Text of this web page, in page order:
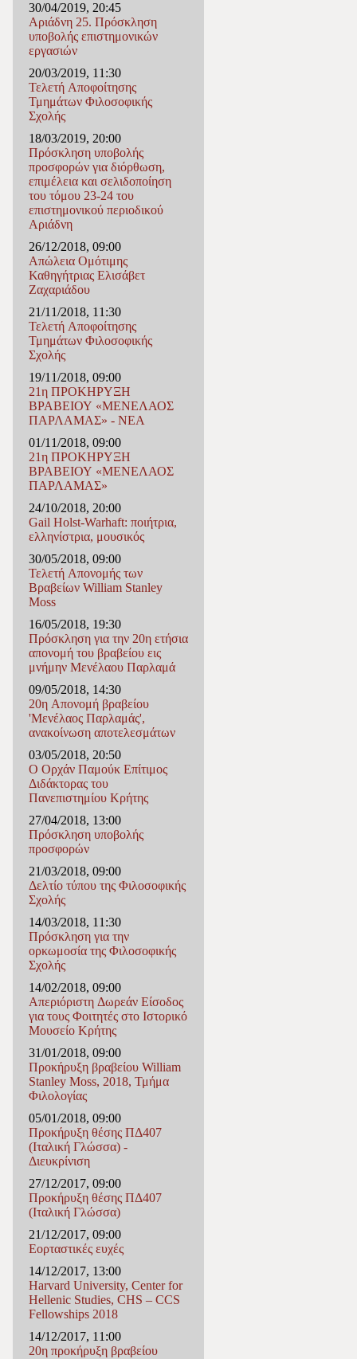
30/04/2019, 20:45
Αριάδνη 25. Πρόσκληση
υποβολής επιστημονικών
εργασιών
20/03/2019, 11:30
Τελετή Αποφοίτησης
Τμημάτων Φιλοσοφικής
Σχολής
18/03/2019, 20:00
Πρόσκληση υποβολής
προσφορών για διόρθωση,
επιμέλεια και σελιδοποίηση
του τόμου 23-24 του
επιστημονικού περιοδικού
Αριάδνη
26/12/2018, 09:00
Απώλεια Ομότιμης
Καθηγήτριας Ελισάβετ
Ζαχαριάδου
21/11/2018, 11:30
Τελετή Αποφοίτησης
Τμημάτων Φιλοσοφικής
Σχολής
19/11/2018, 09:00
21η ΠΡΟΚΗΡΥΞΗ
ΒΡΑΒΕΙΟΥ «ΜΕΝΕΛΑΟΣ
ΠΑΡΛΑΜΑΣ» - ΝΕΑ
01/11/2018, 09:00
21η ΠΡΟΚΗΡΥΞΗ
ΒΡΑΒΕΙΟΥ «ΜΕΝΕΛΑΟΣ
ΠΑΡΛΑΜΑΣ»
24/10/2018, 20:00
Gail Holst-Warhaft: ποιήτρια,
ελληνίστρια, μουσικός
30/05/2018, 09:00
Τελετή Απονομής των
Βραβείων William Stanley
Moss
16/05/2018, 19:30
Πρόσκληση για την 20η ετήσια
απονομή του βραβείου εις
μνήμην Μενέλαου Παρλαμά
09/05/2018, 14:30
20η Απονομή βραβείου
'Μενέλαος Παρλαμάς',
ανακοίνωση αποτελεσμάτων
03/05/2018, 20:50
Ο Ορχάν Παμούκ Επίτιμος
Διδάκτορας του
Πανεπιστημίου Κρήτης
27/04/2018, 13:00
Πρόσκληση υποβολής
προσφορών
21/03/2018, 09:00
Δελτίο τύπου της Φιλοσοφικής
Σχολής
14/03/2018, 11:30
Πρόσκληση για την
ορκωμοσία της Φιλoσοφικής
Σχολής
14/02/2018, 09:00
Απεριόριστη Δωρεάν Είσοδος
για τους Φοιτητές στο Ιστορικό
Μουσείο Κρήτης
31/01/2018, 09:00
Προκήρυξη βραβείου William
Stanley Moss, 2018, Τμήμα
Φιλολογίας
05/01/2018, 09:00
Προκήρυξη θέσης ΠΔ407
(Ιταλική Γλώσσα) -
Διευκρίνιση
27/12/2017, 09:00
Προκήρυξη θέσης ΠΔ407
(Ιταλική Γλώσσα)
21/12/2017, 09:00
Εορταστικές ευχές
14/12/2017, 13:00
Harvard University, Center for
Hellenic Studies, CHS – CCS
Fellowships 2018
14/12/2017, 11:00
20η προκήρυξη βραβείου